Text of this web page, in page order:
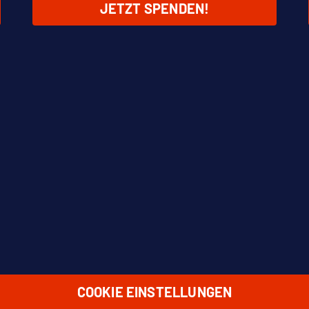
JETZT SPENDEN!
COOKIE EINSTELLUNGEN